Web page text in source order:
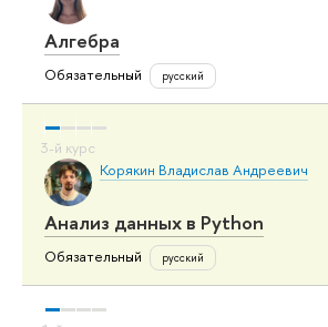
Алгебра
Обязательный русский
Корякин Владислав Андреевич
Анализ данных в Python
Обязательный русский